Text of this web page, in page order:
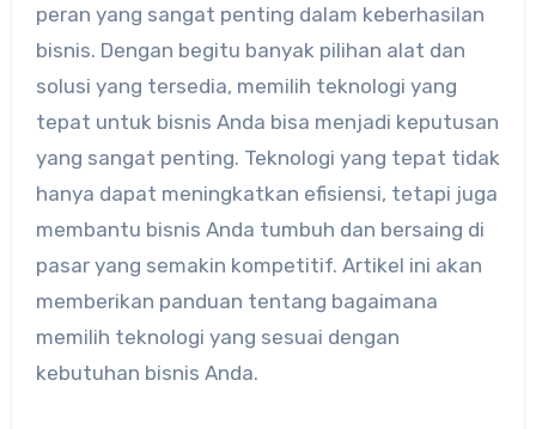
peran yang sangat penting dalam keberhasilan
bisnis. Dengan begitu banyak pilihan alat dan
solusi yang tersedia, memilih teknologi yang
tepat untuk bisnis Anda bisa menjadi keputusan
yang sangat penting. Teknologi yang tepat tidak
hanya dapat meningkatkan efisiensi, tetapi juga
membantu bisnis Anda tumbuh dan bersaing di
pasar yang semakin kompetitif. Artikel ini akan
memberikan panduan tentang bagaimana
memilih teknologi yang sesuai dengan
kebutuhan bisnis Anda.